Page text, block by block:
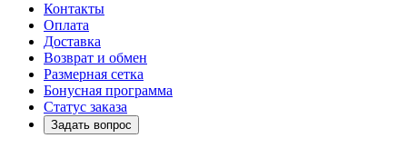
Контакты
Оплата
Доставка
Возврат и обмен
Размерная сетка
Бонусная программа
Статус заказа
Задать вопрос